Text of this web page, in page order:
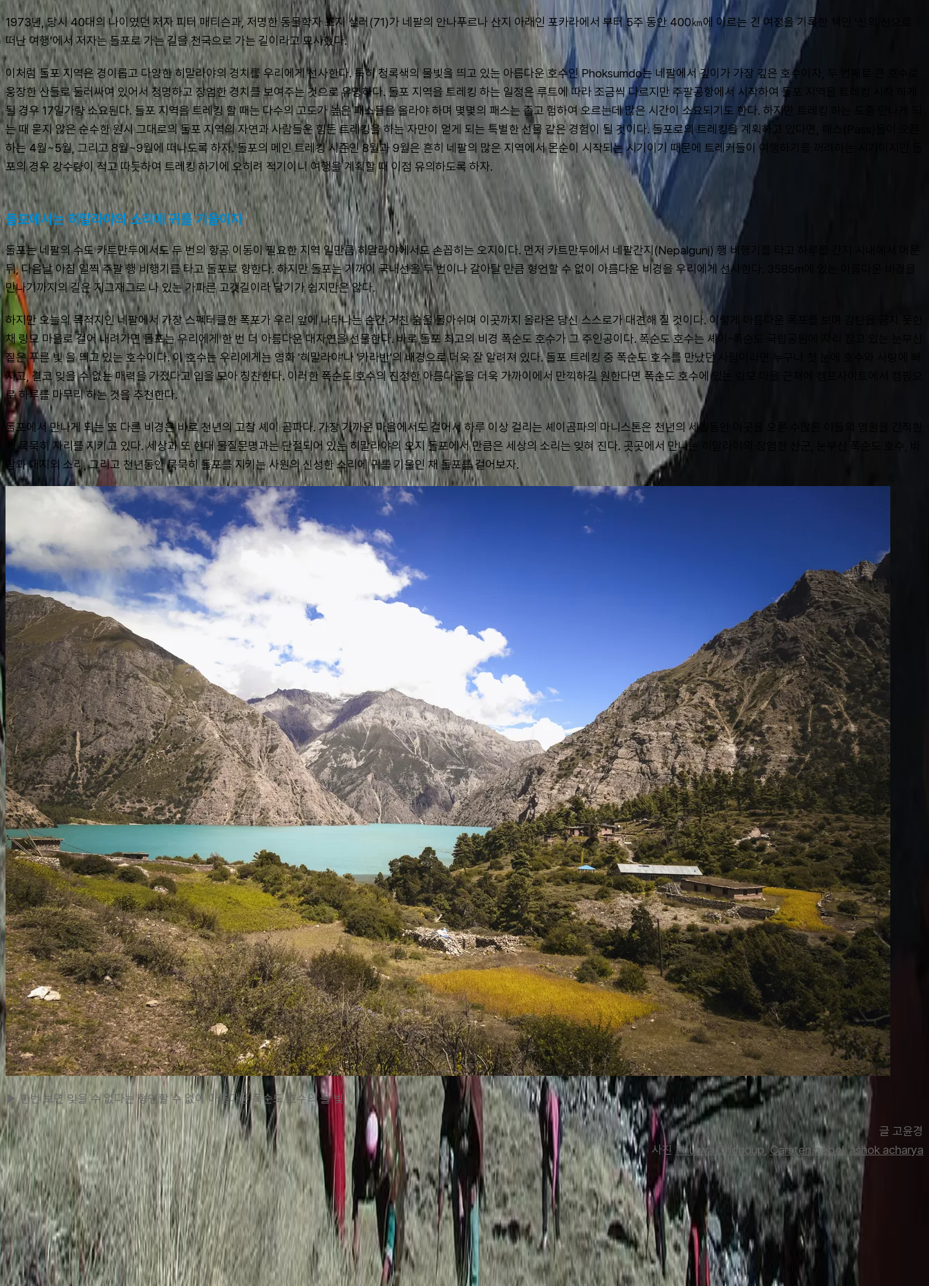
1973년, 당시 40대의 나이였던 저자 피터 매티슨과, 저명한 동물학자 조지 섈러(71)가 네팔의 안나푸르나 산지 아래인 포카라에서 부터 5주 동안 400㎞에 이르는 긴 여정을 기록한 책인 ‘신의 산으로
떠난 여행’에서 저자는 돌포로 가는 길을 천국으로 가는 길이라고 묘사했다.
이처럼 돌포 지역은 경이롭고 다양한 히말라야의 경치를 우리에게 선사한다. 특히 청록색의 물빛을 띄고 있는 아름다운 호수인 Phoksumdo는 네팔에서 깊이가 가장 깊은 호수이자, 두 번째로 큰 호수로
웅장한 산들로 둘러싸여 있어서 청명하고 장엄한 경치를 보여주는 것으로 유명하다. 돌포 지역을 트레킹 하는 일정은 루트에 따라 조금씩 다르지만 주팔공항에서 시작하여 돌포 지역을 트레킹 시작 하게
될 경우 17일가량 소요된다. 돌포 지역을 트레킹 할 때는 다수의 고도가 높은 패스들을 올라야 하며 몇몇의 패스는 좁고 험하여 오르는데 많은 시간이 소요되기도 한다. 하지만 트레킹 하는 도중 만나게 되
는 때 묻지 않은 순수한 원시 그대로의 돌포 지역의 자연과 사람들은 힘든 트레킹을 하는 자만이 얻게 되는 특별한 선물 같은 경험이 될 것이다. 돌포로의 트레킹을 계획하고 있다면, 패스(Pass)들이 오픈
하는 4월~5월, 그리고 8월~9월에 떠나도록 하자. 돌포의 메인 트레킹 시즌인 8월과 9월은 흔히 네팔의 많은 지역에서 몬순이 시작되는 시기이기 때문에 트레커들이 여행하기를 꺼려하는 시기이지만 돌
포의 경우 강수량이 적고 따듯하여 트레킹 하기에 오히려 적기이니 여행을 계획할 때 이점 유의하도록 하자.
돌포에서는 히말라야의 소리에 귀를 기울이자
돌포는 네팔의 수도 카트만두에서도 두 번의 항공 이동이 필요한 지역 일만큼 히말라야에서도 손꼽히는 오지이다. 먼저 카트만두에서 네팔간지(Nepalgunj) 행 비행기를 타고 하루를 간지 시내에서 머문
뒤, 다음날 아침 일찍 주팔 행 비행기를 타고 돌포로 향한다. 하지만 돌포는 기꺼이 국내선을 두 번이나 갈아탈 만큼 형언할 수 없이 아름다운 비경을 우리에게 선사한다. 3585m에 있는 아름다운 비경을
만나기까지의 길은 지그재그로 나 있는 가파른 고갯길이라 닿기가 쉽지만은 않다.
하지만 오늘의 목적지인 네팔에서 가장 스펙터클한 폭포가 우리 앞에 나타나는 순간 거친 숨을 몰아쉬며 이곳까지 올라온 당신 스스로가 대견해 질 것이다. 이렇게 아름다운 폭포를 보며 감탄을 금치 못한
채 링모 마을로 걸어 내려가면 돌포는 우리에게 한 번 더 아름다운 대자연을 선물한다. 바로 돌포 최고의 비경 폭순도 호수가 그 주인공이다. 폭순도 호수는 셰이-폭순도 국립공원에 자리 잡고 있는 눈부신
짙은 푸른 빛 을 띄고 있는 호수이다. 이 호수는 우리에게는 영화 '히말라야'나 '카라반'의 배경으로 더욱 잘 알려져 있다. 돌포 트레킹 중 폭순도 호수를 만났던 사람이라면 누구나 첫 눈에 호수와 사랑에 빠
지고, 결코 잊을 수 없는 매력을 가졌다고 입을 모아 칭찬한다. 이러한 폭순도 호수의 진정한 아름다움을 더욱 가까이에서 만끽하길 원한다면 폭순도 호수에 있는 링모 마을 근처에 캠프사이트에서 캠핑으
로 하루를 마무리 하는 것을 추천한다.
돌포에서 만나게 되는 또 다른 비경은 바로 천년의 고찰 셰이 곰파다. 가장 가까운 마을에서도 걸어서 하루 이상 걸리는 셰이곰파의 마니스톤은 천년의 세월동안 이곳을 오른 수많은 이들의 염원을 간직한
채 묵묵히 자리를 지키고 있다. 세상과 또 현대 물질문명과는 단절되어 있는 히말라야의 오지 돌포에서 만큼은 세상의 소리는 잊혀 진다. 곳곳에서 만나는 히말라야의 장엄한 산군, 눈부신 폭순도 호수, 바
람과 대지의 소리, 그리고 천년동안 묵묵히 돌포를 지키는 사원의 신성한 소리에 귀를 기울인 채 돌포를 걸어보자.
▶ 한번 보면 잊을 수 없다는 형언할 수 없이 아름다운 폭순도 호수의 물 빛
글 고윤경
사진 Phurwa Dhondup, Carsten.nebel , ashok acharya
맨 위로
여행지
유럽
아시아
아프리카
중남미